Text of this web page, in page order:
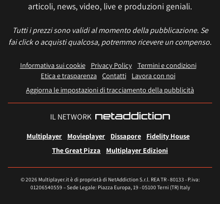
articoli, news, video, live e produzioni geniali.
Tutti i prezzi sono validi al momento della pubblicazione. Se
fai click o acquisti qualcosa, potremmo ricevere un compenso.
Informativa sui cookie Privacy Policy
Termini e condizioni
Etica e trasparenza Contatti
Lavora con noi
Aggiorna le impostazioni di tracciamento della pubblicità
IL NETWORK
Multiplayer Movieplayer Dissapore
Fidelity House
The Great Pizza
Multiplayer Edizioni
© 2026 Multiplayer.it è di proprietà di NetAddiction S.r.l. REA TR - 80133 - P.iva:
01206540559 – Sede Legale: Piazza Europa, 19 - 05100 Terni (TR) Italy